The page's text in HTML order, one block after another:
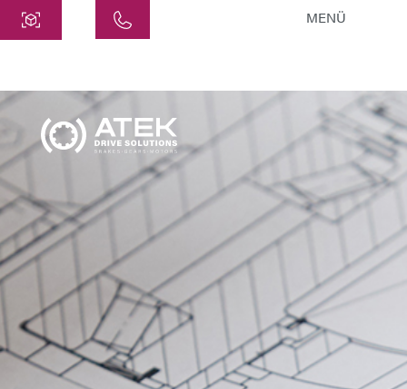
ATEK Drive Solutions GmbH
Siemensstraße 47
25462 Rellingen
info@atek.de
+49 4101 7953-0
Ouvrir le chat
Nom
Nom de l'entreprise
MENÜ